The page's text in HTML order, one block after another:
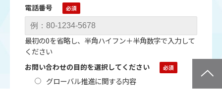
電話番号
最初の0を省略し、半角ハイフン＋半角数字で入力して
ください
お問い合わせの目的を選択してください
グローバル推進に関する内容